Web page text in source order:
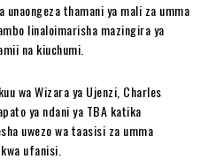
unaongeza thamani ya mali za umma
linaloimarisha mazingira ya
na kiuchumi.
wa Wizara ya Ujenzi, Charles
ya ndani ya TBA katika
uwezo wa taasisi za umma
ufanisi.